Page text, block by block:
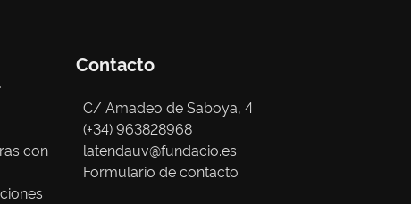
con
Contacto
C/ Amadeo de Saboya, 4
(+34) 963828968
latendauv@fundacio.es
Formulario de contacto